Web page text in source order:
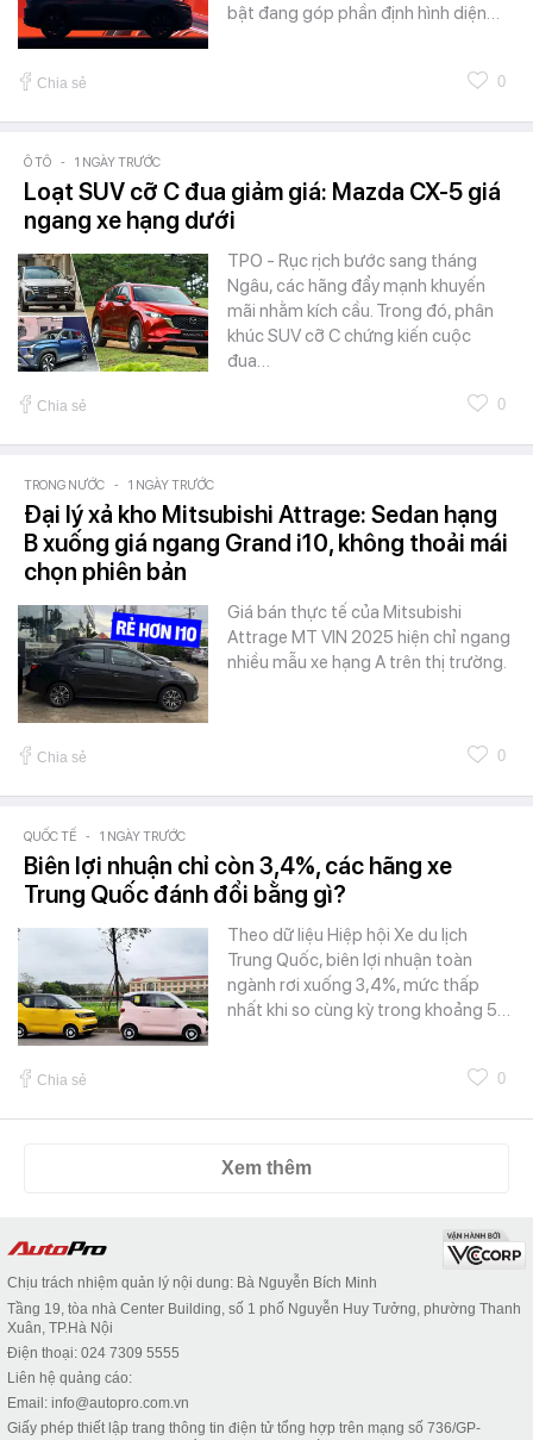
bật đang góp phần định hình diện…
Chia sẻ 0
Ô TÔ - 1 NGÀY TRƯỚC
Loạt SUV cỡ C đua giảm giá: Mazda CX-5 giá
ngang xe hạng dưới
TPO - Rục rịch bước sang tháng
Ngâu, các hãng đẩy mạnh khuyến
mãi nhằm kích cầu. Trong đó, phân
khúc SUV cỡ C chứng kiến cuộc
đua…
Chia sẻ 0
TRONG NƯỚC - 1 NGÀY TRƯỚC
Đại lý xả kho Mitsubishi Attrage: Sedan hạng
B xuống giá ngang Grand i10, không thoải mái
chọn phiên bản
Giá bán thực tế của Mitsubishi
Attrage MT VIN 2025 hiện chỉ ngang
nhiều mẫu xe hạng A trên thị trường.
Chia sẻ 0
QUỐC TẾ - 1 NGÀY TRƯỚC
Biên lợi nhuận chỉ còn 3,4%, các hãng xe
Trung Quốc đánh đổi bằng gì?
Theo dữ liệu Hiệp hội Xe du lịch
Trung Quốc, biên lợi nhuận toàn
ngành rơi xuống 3,4%, mức thấp
nhất khi so cùng kỳ trong khoảng 5…
Chia sẻ 0
Xem thêm
Chịu trách nhiệm quản lý nội dung: Bà Nguyễn Bích Minh
Tầng 19, tòa nhà Center Building, số 1 phố Nguyễn Huy Tưởng, phường Thanh
Xuân, TP.Hà Nội
Điện thoại: 024 7309 5555
Liên hệ quảng cáo:
Email: info@autopro.com.vn
Giấy phép thiết lập trang thông tin điện tử tổng hợp trên mạng số 736/GP-